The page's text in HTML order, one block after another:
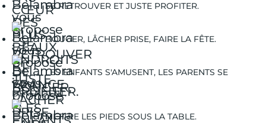
SE RETROUVER ET JUSTE PROFITER.
BOUGER, LÂCHER PRISE, FAIRE LA FÊTE.
LES ENFANTS S'AMUSENT, LES PARENTS SE
DÉTENDENT.
METTRE LES PIEDS SOUS LA TABLE.